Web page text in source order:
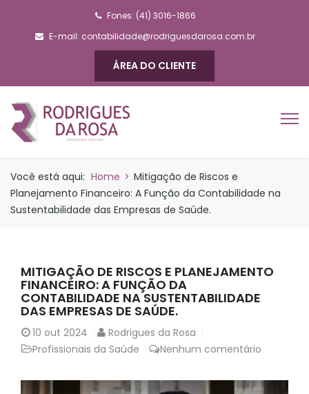
Fones: (41) 3016-1866
E-mail: contabilidade@rodriguesdarosa.com.br
ÁREA DO CLIENTE
Você está aqui: Home > Mitigação de Riscos e
Planejamento Financeiro: A Função da Contabilidade na
Sustentabilidade das Empresas de Saúde.
MITIGAÇÃO DE RISCOS E PLANEJAMENTO
FINANCEIRO: A FUNÇÃO DA
CONTABILIDADE NA SUSTENTABILIDADE
DAS EMPRESAS DE SAÚDE.
10 out 2024
Rodrigues da Rosa
Profissionais da Saúde
Nenhum comentário